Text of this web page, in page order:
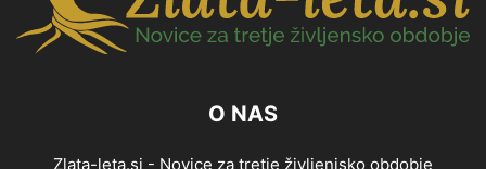
O NAS
Zlata-leta.si - Novice za tretje življenjsko obdobje